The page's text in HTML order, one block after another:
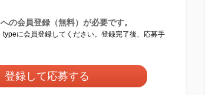
の会員登録（無料）が必要です。
typeに会員登録してください。登録完了後、応募手
登録して応募する